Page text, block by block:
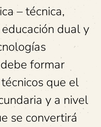
– técnica,
dual y
formar
que el
y a nivel
se convertirá